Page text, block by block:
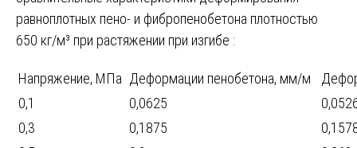
равноплотных пено- и фибропенобетона плотностью
650 кг/м³ при растяжении при изгибе :
Напряжение, МПа Деформации пенобетона, мм/м
0,1
0,0625
0,3
0,1875